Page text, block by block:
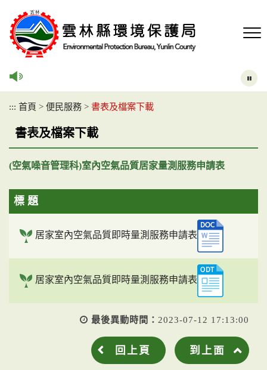
::: 首頁 > 便民服務 > 書表及檔案下載
書表及檔案下載
(空氣噪音管理科)室內空氣品質居家量測服務申請表
標 題
居家室內空氣品質即時量測服務申請表
居家室內空氣品質即時量測服務申請表
最後異動時間： 2023-07-12 17:13:00
回上頁 到上面